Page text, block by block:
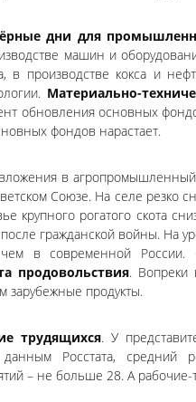
дни для
машин и
в производстве кокса и
Материально-
обновления основных
фондов нарастает.
в
Союзе. На селе резко
крупного рогатого скота
гражданской войны. На
в современной России.
продовольствия. Вопреки
зарубежные продукты.
трудящихся. У
Росстата, средний
– не больше 28. А